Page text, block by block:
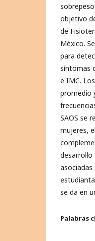
objetivo
de
México.
para
síntomas
e IMC.
promedio
SAOS se
mujeres,
desarrollo
asociadas
se da en
Palabras